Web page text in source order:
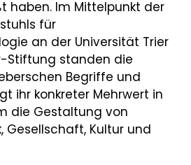
haben. Im Mittelpunkt der
für
an der Universität Trier
Stiftung standen die
Begriffe und
ihr konkreter Mehrwert in
die Gestaltung von
Gesellschaft, Kultur und